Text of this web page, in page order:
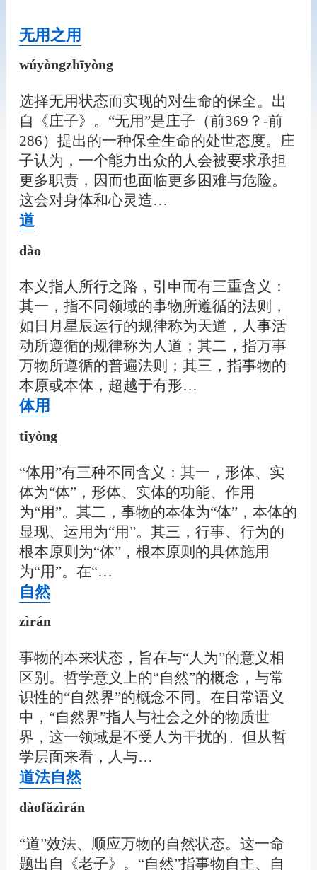
无用之用
wúyòngzhīyòng
选择无用状态而实现的对生命的保全。出
自《庄子》。“无用”是庄子（前369？-前
286）提出的一种保全生命的处世态度。庄
子认为，一个能力出众的人会被要求承担
更多职责，因而也面临更多困难与危险。
这会对身体和心灵造…
道
dào
本义指人所行之路，引申而有三重含义：
其一，指不同领域的事物所遵循的法则，
如日月星辰运行的规律称为天道，人事活
动所遵循的规律称为人道；其二，指万事
万物所遵循的普遍法则；其三，指事物的
本原或本体，超越于有形…
体用
tǐyòng
“体用”有三种不同含义：其一，形体、实
体为“体”，形体、实体的功能、作用
为“用”。其二，事物的本体为“体”，本体的
显现、运用为“用”。其三，行事、行为的
根本原则为“体”，根本原则的具体施用
为“用”。在“…
自然
zìrán
事物的本来状态，旨在与“人为”的意义相
区别。哲学意义上的“自然”的概念，与常
识性的“自然界”的概念不同。在日常语义
中，“自然界”指人与社会之外的物质世
界，这一领域是不受人为干扰的。但从哲
学层面来看，人与…
道法自然
dàofǎzìrán
“道”效法、顺应万物的自然状态。这一命
题出自《老子》。“自然”指事物自主、自